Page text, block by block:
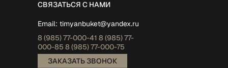
СВЯЗАТЬСЯ С НАМИ
Email: timyanbuket@yandex.ru
8 (985)77-000-41 8 (985)77-
000-85 8 (985)77-000-75
ЗАКАЗАТЬ ЗВОНОК